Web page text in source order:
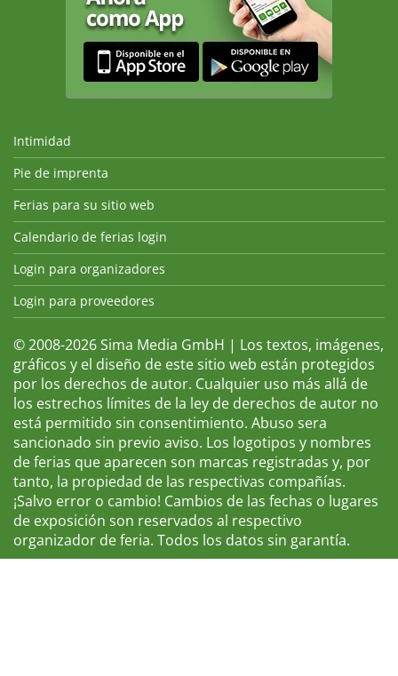
Intimidad
Pie de imprenta
Ferias para su sitio web
Calendario de ferias login
Login para organizadores
Login para proveedores
© 2008-2026 Sima Media GmbH | Los textos, imágenes,
gráficos y el diseño de este sitio web están protegidos
por los derechos de autor. Cualquier uso más allá de
los estrechos límites de la ley de derechos de autor no
está permitido sin consentimiento. Abuso sera
sancionado sin previo aviso. Los logotipos y nombres
de ferias que aparecen son marcas registradas y, por
tanto, la propiedad de las respectivas compañías.
¡Salvo error o cambio! Cambios de las fechas o lugares
de exposición son reservados al respectivo
organizador de feria. Todos los datos sin garantía.